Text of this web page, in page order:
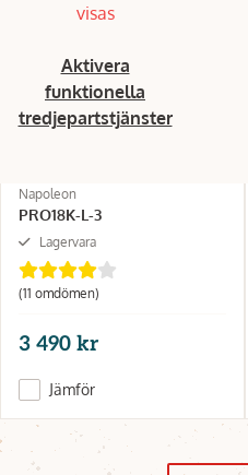
visas
Aktivera
funktionella
tredjepartstjänster
Napoleon
PRO18K-L-3
Lagervara
(11 omdömen)
3 490 kr
Jämför